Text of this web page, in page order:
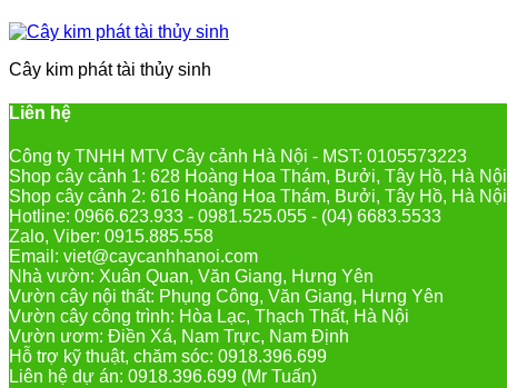
Cây kim phát tài thủy sinh
Liên hệ
Công ty TNHH MTV Cây cảnh Hà Nội - MST: 0105573223
Shop cây cảnh 1: 628 Hoàng Hoa Thám, Bưởi, Tây Hồ, Hà Nội
Shop cây cảnh 2: 616 Hoàng Hoa Thám, Bưởi, Tây Hồ, Hà Nội
Hotline: 0966.623.933 - 0981.525.055 - (04) 6683.5533
Zalo, Viber: 0915.885.558
Email: viet@caycanhhanoi.com
Nhà vườn: Xuân Quan, Văn Giang, Hưng Yên
Vườn cây nội thất: Phụng Công, Văn Giang, Hưng Yên
Vườn cây công trình: Hòa Lạc, Thạch Thất, Hà Nội
Vườn ươm: Điền Xá, Nam Trực, Nam Định
Hỗ trợ kỹ thuật, chăm sóc: 0918.396.699
Liên hệ dự án: 0918.396.699 (Mr Tuấn)